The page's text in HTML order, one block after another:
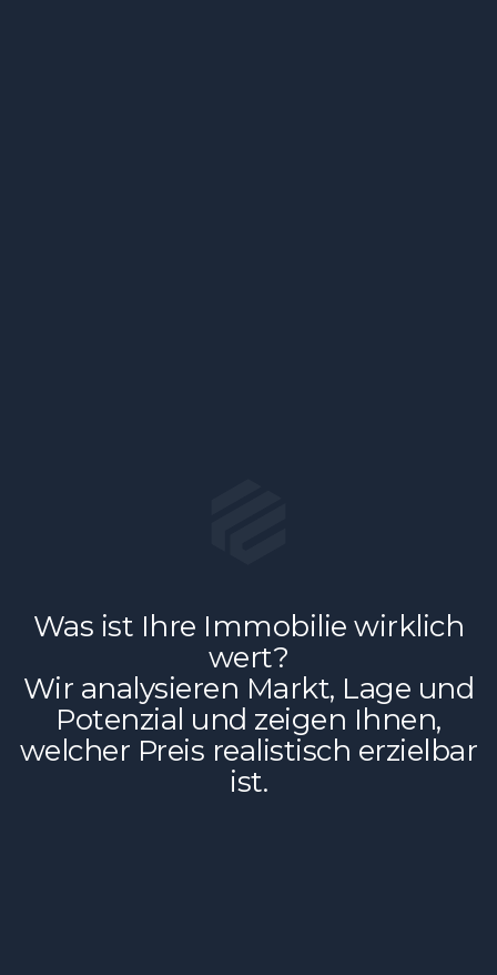
Was ist Ihre Immobilie wirklich
wert?
Wir analysieren Markt, Lage und
Potenzial und zeigen Ihnen,
welcher Preis realistisch erzielbar
ist.